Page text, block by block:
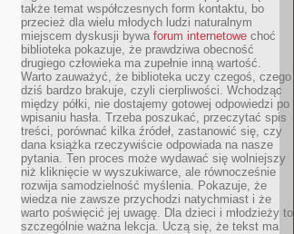
także temat współczesnych form kontaktu, bo
przecież dla wielu młodych ludzi naturalnym
miejscem dyskusji bywa forum internetowe choć
biblioteka pokazuje, że prawdziwa obecność
drugiego człowieka ma zupełnie inną wartość.
Warto zauważyć, że biblioteka uczy czegoś, czego
dziś bardzo brakuje, czyli cierpliwości. Wchodząc
między półki, nie dostajemy gotowej odpowiedzi po
wpisaniu hasła. Trzeba poszukać, przeczytać spis
treści, porównać kilka źródeł, zastanowić się, czy
dana książka rzeczywiście odpowiada na nasze
pytania. Ten proces może wydawać się wolniejszy
niż kliknięcie w wyszukiwarce, ale równocześnie
rozwija samodzielność myślenia. Pokazuje, że
wiedza nie zawsze przychodzi natychmiast i że
warto poświęcić jej uwagę. Dla dzieci i młodzieży to
szczególnie ważna lekcja. Uczą się, że tekst ma